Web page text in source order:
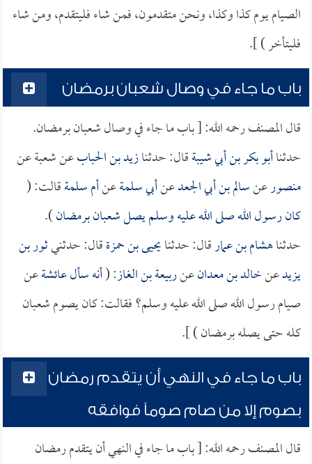
الصيام يوم كذا وكذا، ونحن متقدمون، فمن شاء فليتقدم، ومن شاء
فليتأخر ) ].
باب ما جاء في وصال شعبان برمضان
قال المصنف رحمه الله: [ باب ما جاء في وصال شعبان برمضان.
حدثناأبو بكر بن أبي شيبةقال: حدثنازيد بن الحبابعن شعبة عن
منصورعنسالم بن أبي الجعدعنأبي سلمةعنأم سلمةقالت: (
كان رسول الله صلى الله عليه وسلم يصل شعبان برمضان).
حدثناهشام بن عمارقال: حدثنايحيى بن حمزةقال: حدثنيثور بن
يزيدعنخالد بن معدانعنربيعة بن الغاز: (أنه سألعائشةعن
صيام رسول الله صلى الله عليه وسلم؟ فقالت: كان يصوم شعبان
كله حتى يصله برمضان ) ].
باب ما جاء في النهي أن يتقدم رمضان
بصوم إلا من صام صوماً فوافقه
قال المصنف رحمه الله: [ باب ما جاء في النهي أن يتقدم رمضان